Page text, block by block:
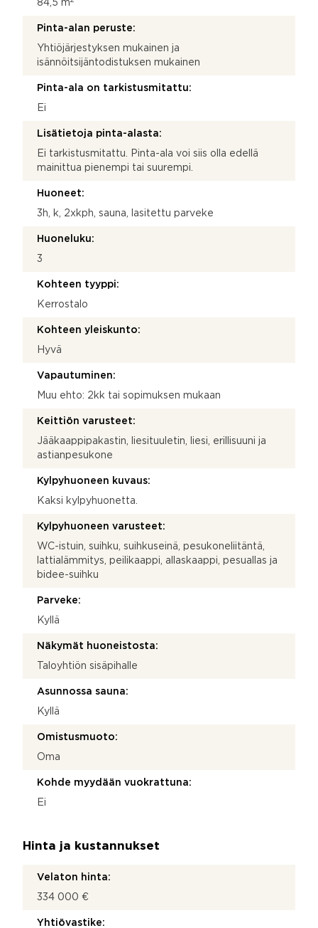
84,5 m
Pinta-alan peruste:
Yhtiöjärjestyksen mukainen ja
isännöitsijäntodistuksen mukainen
Pinta-ala on tarkistusmitattu:
Ei
Lisätietoja pinta-alasta:
Ei tarkistusmitattu. Pinta-ala voi siis olla edellä
mainittua pienempi tai suurempi.
Huoneet:
3h, k, 2xkph, sauna, lasitettu parveke
Huoneluku:
3
Kohteen tyyppi:
Kerrostalo
Kohteen yleiskunto:
Hyvä
Vapautuminen:
Muu ehto: 2kk tai sopimuksen mukaan
Keittiön varusteet:
Jääkaappipakastin, liesituuletin, liesi, erillisuuni ja
astianpesukone
Kylpyhuoneen kuvaus:
Kaksi kylpyhuonetta.
Kylpyhuoneen varusteet:
WC-istuin, suihku, suihkuseinä, pesukoneliitäntä,
lattialämmitys, peilikaappi, allaskaappi, pesuallas ja
bidee-suihku
Parveke:
Kyllä
Näkymät huoneistosta:
Taloyhtiön sisäpihalle
Asunnossa sauna:
Kyllä
Omistusmuoto:
Oma
Kohde myydään vuokrattuna:
Ei
Hinta ja kustannukset
Velaton hinta:
334 000 €
Yhtiövastike: